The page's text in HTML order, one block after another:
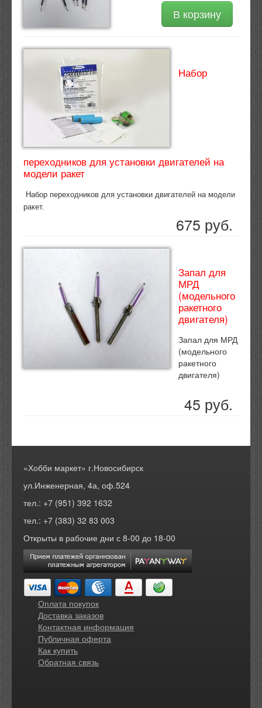
В корзину
Набор
переходников для установки двигателей на
модели ракет
Набор переходников для установки двигателей на модели
ракет.
675 руб.
Запал для
МРД
(модельного
ракетного
двигателя)
Запал для МРД
(модельного
ракетного
двигателя)
45 руб.
«Хобби маркет» г.Новосибирск
ул.Инженерная, 4а, оф.524
тел.: +7 (951) 392 1632
тел.: +7 (383) 32 83 003
Открыты в рабочие дни с 8-00 до 18-00
Оплата покупок
Доставка заказов
Контактная информация
Публичная оферта
Как купить
Обратная связь